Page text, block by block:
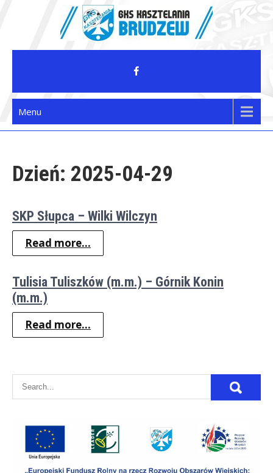
GKS Kasztelania Brudzew
Menu
Dzień: 2025-04-29
SKP Słupca – Wilki Wilczyn
Read more...
Tulisia Tuliszków (m.m.) – Górnik Konin
(m.m.)
Read more...